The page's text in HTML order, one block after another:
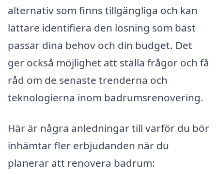
alternativ som finns tillgängliga och kan
lättare identifiera den lösning som bäst
passar dina behov och din budget. Det
ger också möjlighet att ställa frågor och få
råd om de senaste trenderna och
teknologierna inom badrumsrenovering.
Här är några anledningar till varför du bör
inhämtar fler erbjudanden när du
planerar att renovera badrum: